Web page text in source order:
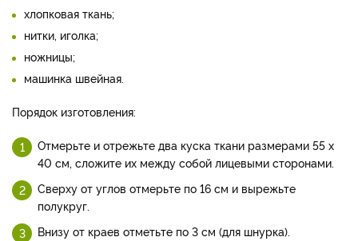
хлопковая ткань;
нитки, иголка;
ножницы;
машинка швейная.
Порядок изготовления:
Отмерьте и отрежьте два куска ткани размерами 55 х
40 см, сложите их между собой лицевыми сторонами.
Сверху от углов отмерьте по 16 см и вырежьте
полукруг.
Внизу от краев отметьте по 3 см (для шнурка).